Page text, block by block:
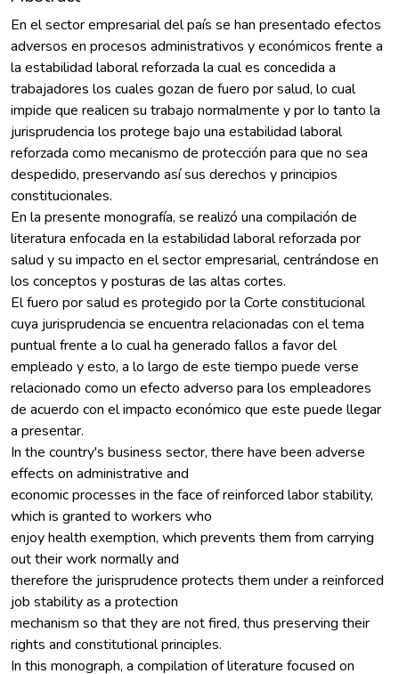
En el sector empresarial del país se han presentado efectos
adversos en procesos administrativos y económicos frente a
la estabilidad laboral reforzada la cual es concedida a
trabajadores los cuales gozan de fuero por salud, lo cual
impide que realicen su trabajo normalmente y por lo tanto la
jurisprudencia los protege bajo una estabilidad laboral
reforzada como mecanismo de protección para que no sea
despedido, preservando así sus derechos y principios
constitucionales.
En la presente monografía, se realizó una compilación de
literatura enfocada en la estabilidad laboral reforzada por
salud y su impacto en el sector empresarial, centrándose en
los conceptos y posturas de las altas cortes.
El fuero por salud es protegido por la Corte constitucional
cuya jurisprudencia se encuentra relacionadas con el tema
puntual frente a lo cual ha generado fallos a favor del
empleado y esto, a lo largo de este tiempo puede verse
relacionado como un efecto adverso para los empleadores
de acuerdo con el impacto económico que este puede llegar
a presentar.
In the country's business sector, there have been adverse
effects on administrative and
economic processes in the face of reinforced labor stability,
which is granted to workers who
enjoy health exemption, which prevents them from carrying
out their work normally and
therefore the jurisprudence protects them under a reinforced
job stability as a protection
mechanism so that they are not fired, thus preserving their
rights and constitutional principles.
In this monograph, a compilation of literature focused on